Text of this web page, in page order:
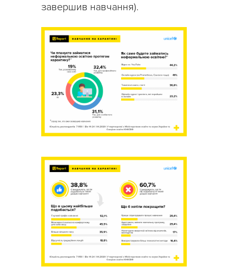
завершив навчання).